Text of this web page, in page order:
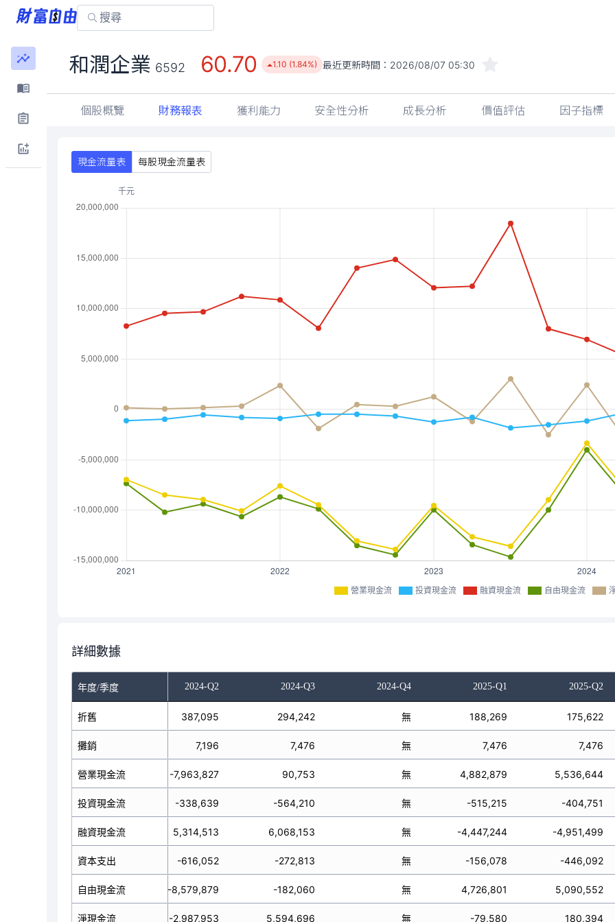
和潤企業 6592 60.70 1.10 (1.84%) 最近更新時間： 2026/08/07 05:30
個股概覽 財務報表 獲利能力 安全性分析 成長分析 價值評估 因子指標
現金流量表 每股現金流量表
營業現金流 投資現金流 融資現金流 自由現金流
詳細數據
年度/季度
2024-Q1 2024-Q2 2024-Q3 2024-Q4 2025-Q1 2025-Q2
折舊
攤銷
營業現金流
投資現金流
融資現金流
資本支出
自由現金流
淨現金流
383,330 387,095 294,242 無 188,269 175,622
7,196 7,476 無 7,476 7,476
-3,356,509 -7,963,827 90,753 無 4,882,879 5,536,644
-1,163,839 -338,639 -564,210 無 -515,215 -404,751
6,936,895 5,314,513 6,068,153 無 -4,447,244 -4,951,499
-666,434 -616,052 -272,813 無 -156,078 -446,092
-4,022,943 -8,579,879 -182,060 無 4,726,801 5,090,552
2,416,547 -2,987,953 5,594,696 無 -79,580 180,394